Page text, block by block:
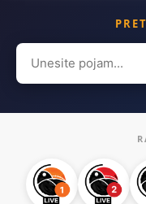
Search
for: